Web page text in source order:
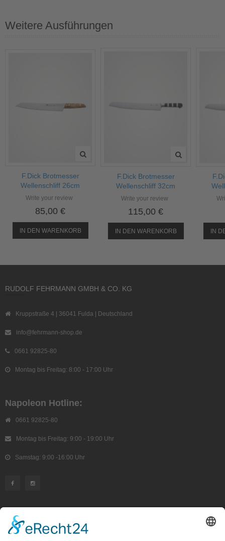
Weitere Ausführungen
F.Dick Brotmesser
Wellenschliff 26cm
Write your review
85,00 €
IN DEN WARENKORB
F.Dick Brotmesser
Wellenschliff 32cm
Write your review
115,00 €
IN DEN WARENKORB IN
RUDOLF FEHRMANN GMBH & CO. KG
Kruppstraße 4 | 36041 Fulda | Deutschland
info@fehrmann-shop.de
0661 92825-80
Montag bis Freitag: 8:00 - 17:00 Uhr
Napoleon Hotline:
0661 92825-80
Montag bis Freitag: 9:00 - 19:00 Uhr
Samstag: 9:00 -16:00 Uhr
KUNDENSERVICE